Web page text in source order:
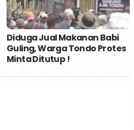
Diduga Jual Makanan Babi
Guling, Warga Tondo Protes
Minta Ditutup !